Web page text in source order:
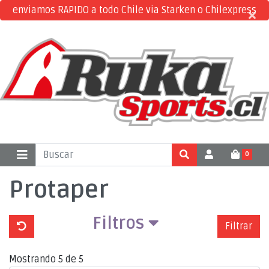
enviamos RAPIDO a todo Chile via Starken o Chilexpress
×
×
0
Protaper
Filtros Filtrar
Mostrando 5 de 5